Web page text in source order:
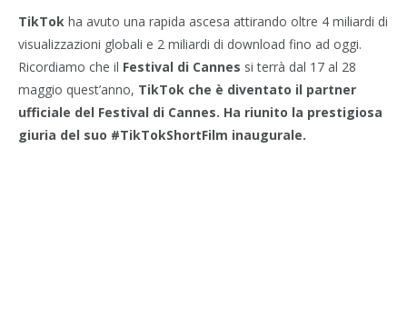
TikTok ha avuto una rapida ascesa attirando oltre 4 miliardi di
visualizzazioni globali e 2 miliardi di download fino ad oggi.
Ricordiamo che il Festival di Cannes si terrà dal 17 al 28
maggio quest’anno, TikTok che è diventato il partner
ufficiale del Festival di Cannes. Ha riunito la prestigiosa
giuria del suo #TikTokShortFilm inaugurale.